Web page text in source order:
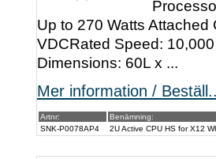
Up to 270 Watts
VDCRated Speed:
Dimensions: 60L x ...
Mer information /
Artnr:
Benämning:
SNK-P0078AP4
2U Active CPU HS for X12